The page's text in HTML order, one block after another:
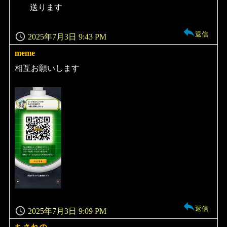
2025年7月3日 9:43 PM
送ります
返信
meme
よ
り:
2025年7月3日 9:09 PM
相互お願いします
返信